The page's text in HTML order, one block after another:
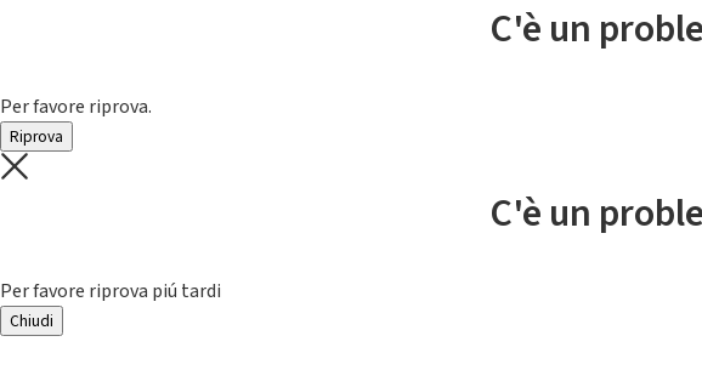
C'è un
Per favore riprova.
Riprova
C'è un
Per favore riprova piú tardi
Chiudi